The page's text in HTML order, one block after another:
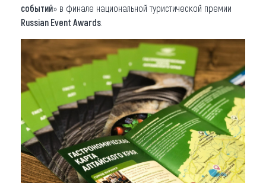
событий» в финале национальной туристической премии
Russian Event Awards